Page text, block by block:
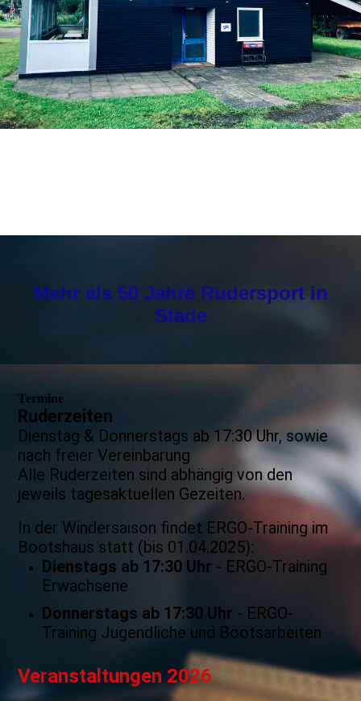
Mehr als 50 Jahre Rudersport in
Stade
Termine
Ruderzeiten
Dienstag & Donnerstags ab 17:30 Uhr, sowie
nach freier Vereinbarung
Alle Ruderzeiten sind abhängig von den
jeweils tagesaktuellen Gezeiten.
In der Windersaison findet ERGO-Training im
Bootshaus statt (bis 01.04.2025):
Dienstags ab 17:30 Uhr - ERGO-Training
Erwachsene
Donnerstags ab 17:30 Uhr - ERGO-
Training Jugendliche und Bootsarbeiten
Veranstaltungen 2026